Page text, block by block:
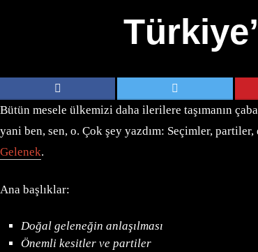
Bütün mesele ülkemizi daha ilerilere taşımanın
yani ben, sen, o. Çok şey yazdım: Seçimler,
Gelenek.
Ana başlıklar:
Doğal geleneğin anlaşılması
Önemli kesitler ve partiler